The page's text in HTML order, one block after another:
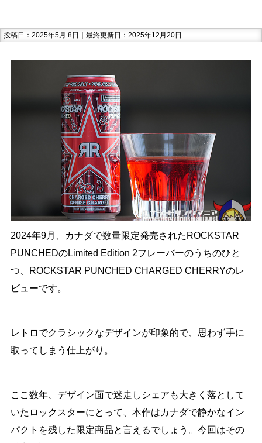
投稿日：2025年5月 8日｜最終更新日：2025年12月20日
2024年9月、カナダで数量限定発売されたROCKSTAR
PUNCHEDのLimited Edition 2フレーバーのうちのひと
つ、ROCKSTAR PUNCHED CHARGED CHERRYのレ
ビューです。
レトロでクラシックなデザインが印象的で、思わず手に
取ってしまう仕上がり。
ここ数年、デザイン面で迷走しシェアも大きく落として
いたロックスターにとって、本作はカナダで静かなイン
パクトを残した限定商品と言えるでしょう。今回はその